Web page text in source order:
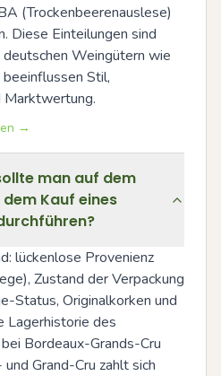
(Trockenbeerenauslese)
Diese Einteilungen sind
Weingütern wie
Stil,
→
man auf dem
Kauf eines
lückenlose Provenienz
Zustand der Verpackung
Status, Originalkorken und
Lagerhistorie des
Bordeaux-Grands-Cru
Grand-Cru zahlt sich